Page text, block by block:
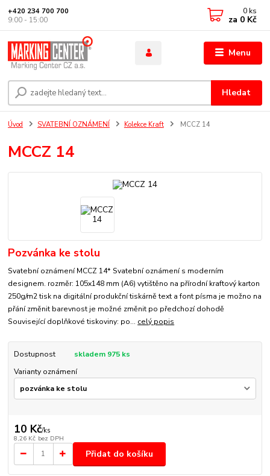
Menu
Hledat
+420 234 700 700
9:00 - 15:00
0 ks
za 0 Kč
Úvod SVATEBNÍ OZNÁMENÍ Kolekce Kraft MCCZ 14
MCCZ 14
Pozvánka ke stolu
Svatební oznámení MCCZ 14* Svatební oznámení s moderním
designem. rozměr: 105x148 mm (A6) vytištěno na přírodní kraftový karton
250g/m2 tisk na digitální produkční tiskárně text a font písma je možno na
přání změnit barevnost je možné změnit po předchozí dohodě
Související doplňkové tiskoviny: po... celý popis
Dostupnost
skladem 975 ks
Varianty oznámení
10 Kč/ks
8,26 Kč bez DPH
Přidat do košíku